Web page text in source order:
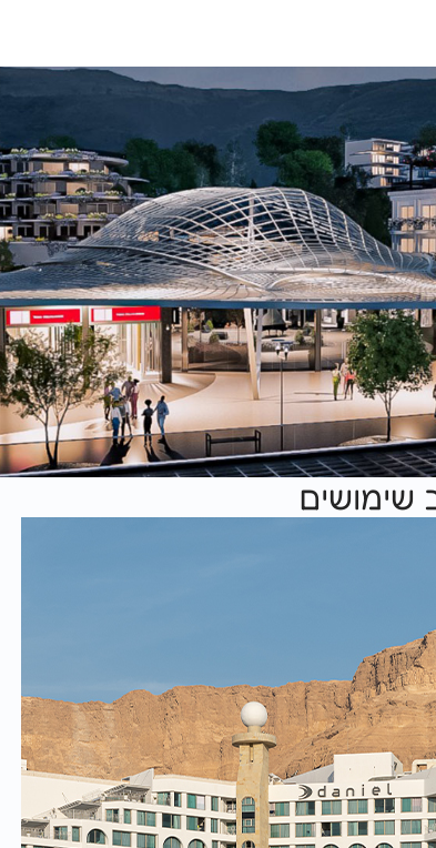
שימושים